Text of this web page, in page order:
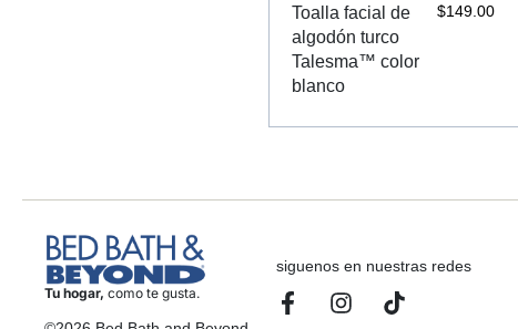
Toalla facial de
algodón turco
Talesma™ color
blanco
$149.00
Tu hogar, como te gusta.
siguenos en nuestras redes